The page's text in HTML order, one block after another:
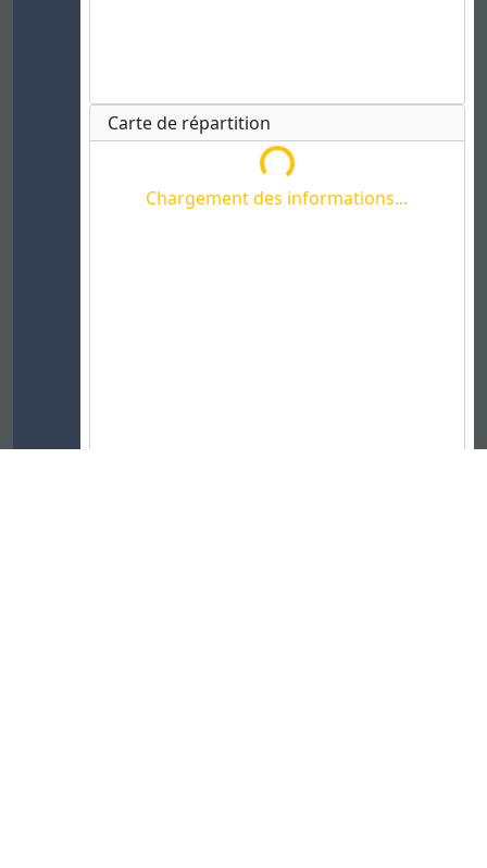
Carte de répartition
Chargement des informations...
Chargement des informations...